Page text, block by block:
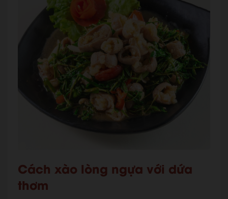
Cách xào lòng ngựa với dứa
thơm